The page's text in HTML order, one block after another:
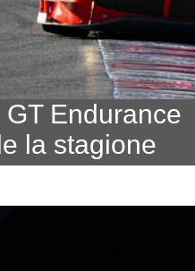
Endurance
la stagione